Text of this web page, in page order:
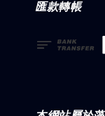
匯款轉帳